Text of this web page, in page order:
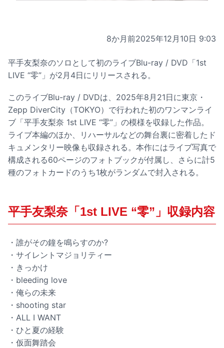
8か月前2025年12月10日 9:03
平手友梨奈のソロとして初のライブBlu-ray / DVD「1st
LIVE “零”」が2月4日にリリースされる。
このライブBlu-ray / DVDは、2025年8月21日に東京・
Zepp DiverCity（TOKYO）で行われた初のワンマンライ
ブ「平手友梨奈 1st LIVE “零”」の模様を収録した作品。
ライブ本編のほか、リハーサルなどの舞台裏に密着したド
キュメンタリー映像も収録される。本作にはライブ写真で
構成される60ページのフォトブックが付属し、さらに計5
種のフォトカードのうち1枚がランダムで封入される。
平手友梨奈「1st LIVE “零”」収録内容
・誰がその鐘を鳴らすのか?
・サイレントマジョリティー
・きっかけ
・bleeding love
・俺らの未来
・shooting star
・ALL I WANT
・ひと夏の経験
・仮面舞踏会